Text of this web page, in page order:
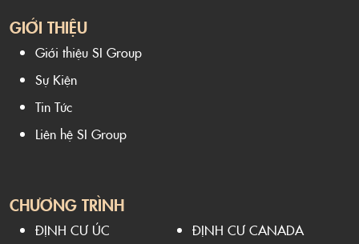
GIỚI THIỆU
Giới thiệu SI Group
Sự Kiện
Tin Tức
Liên hệ SI Group
CHƯƠNG TRÌNH
ĐỊNH CƯ ÚC
ĐỊNH CƯ CANADA